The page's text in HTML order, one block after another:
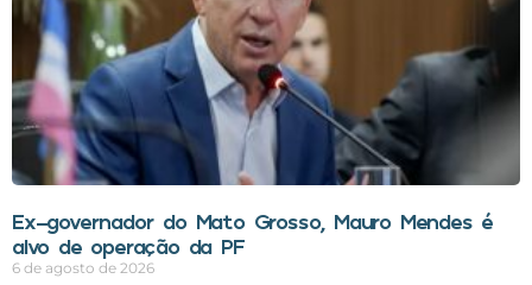
Ex-governador do Mato Grosso, Mauro Mendes é
alvo de operação da PF
6 de agosto de 2026